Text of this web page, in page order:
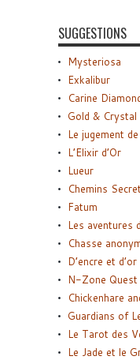
SUGGESTIONS
Mysteriosa
Exkalibur
Carine
Gold & Crystal
Le jugement
L’Elixir d’Or
Lueur
Chemins
Fatum
Les aventures
Chasse
D’encre et d’or
N-Zone Quest
Chickenhare
Guardians of
Le Tarot des
Le Jade et le